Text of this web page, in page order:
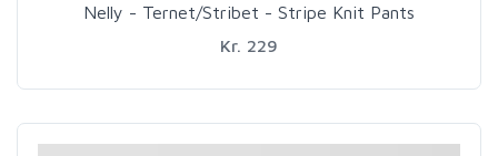
Nelly - Ternet/Stribet - Stripe Knit Pants
Kr. 229